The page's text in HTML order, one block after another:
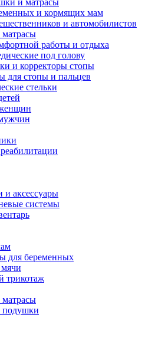
и матрасы
и кормящих мам
и автомобилистов
матрасы
работы и отдыха
под голову
и корректоры стопы
для стопы и пальцев
стельки
и аксессуары
системы
для беременных
трикотаж
матрасы
подушки